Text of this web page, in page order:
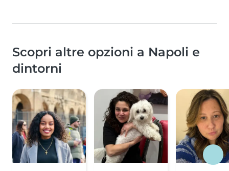
Scopri altre opzioni a Napoli e
dintorni